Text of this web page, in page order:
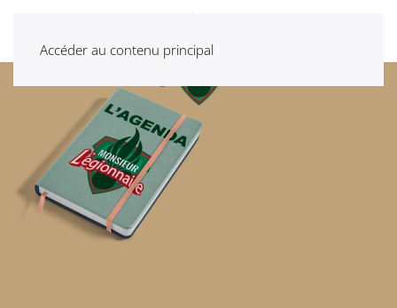
Accéder au contenu principal